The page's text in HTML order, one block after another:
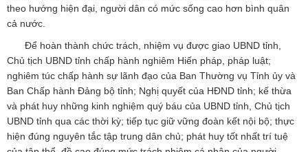
theo hướng hiện đại, người dân có mức sống cao hơn bình quân
cả nước.
Để hoàn thành chức trách, nhiệm vụ được giao UBND tỉnh,
Chủ tịch UBND tỉnh chấp hành nghiêm Hiến pháp, pháp luật;
nghiêm túc chấp hành sự lãnh đạo của Ban Thường vụ Tỉnh ủy và
Ban Chấp hành Đảng bộ tỉnh; Nghị quyết của HĐND tỉnh; kế thừa
và phát huy những kinh nghiệm quý báu của UBND tỉnh, Chủ tịch
UBND tỉnh qua các thời kỳ; tiếp tục giữ vững đoàn kết nội bộ; thực
hiện đúng nguyên tắc tập trung dân chủ; phát huy tốt nhất trí tuệ